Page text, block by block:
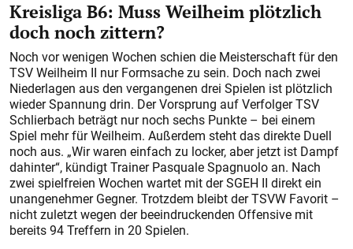
Kreisliga B6: Muss Weilheim plötzlich
doch noch zittern?
Noch vor wenigen Wochen schien die Meisterschaft für den
TSV Weilheim II nur Formsache zu sein. Doch nach zwei
Niederlagen aus den vergangenen drei Spielen ist plötzlich
wieder Spannung drin. Der Vorsprung auf Verfolger TSV
Schlierbach beträgt nur noch sechs Punkte – bei einem
Spiel mehr für Weilheim. Außerdem steht das direkte Duell
noch aus. „Wir waren einfach zu locker, aber jetzt ist Dampf
dahinter“, kündigt Trainer Pasquale Spagnuolo an. Nach
zwei spielfreien Wochen wartet mit der SGEH II direkt ein
unangenehmer Gegner. Trotzdem bleibt der TSVW Favorit –
nicht zuletzt wegen der beeindruckenden Offensive mit
bereits 94 Treffern in 20 Spielen.